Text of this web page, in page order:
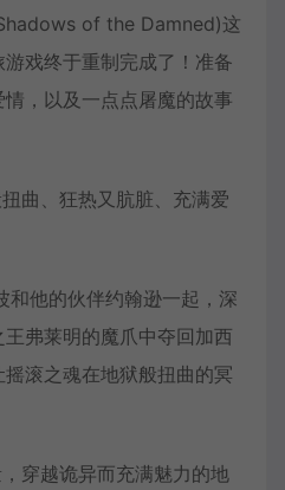
of the Damned)这
戏终于重制完成了！准备
，以及一点点屠魔的故事
曲、狂热又肮脏、充满爱
和他的伙伴约翰逊一起，深
弗莱明的魔爪中夺回加西
滚之魂在地狱般扭曲的冥
穿越诡异而充满魅力的地